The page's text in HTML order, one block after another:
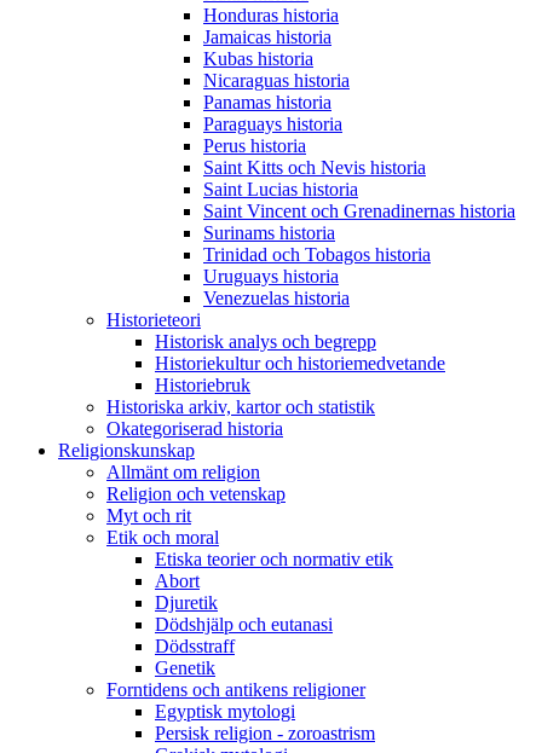
Honduras historia
Jamaicas historia
Kubas historia
Nicaraguas historia
Panamas historia
Paraguays historia
Perus historia
Saint Kitts och Nevis historia
Saint Lucias historia
Saint Vincent och Grenadinernas historia
Surinams historia
Trinidad och Tobagos historia
Uruguays historia
Venezuelas historia
Historieteori
Historisk analys och begrepp
Historiekultur och historiemedvetande
Historiebruk
Historiska arkiv, kartor och statistik
Okategoriserad historia
Religionskunskap
Allmänt om religion
Religion och vetenskap
Myt och rit
Etik och moral
Etiska teorier och normativ etik
Abort
Djuretik
Dödshjälp och eutanasi
Dödsstraff
Genetik
Forntidens och antikens religioner
Egyptisk mytologi
Persisk religion - zoroastrism